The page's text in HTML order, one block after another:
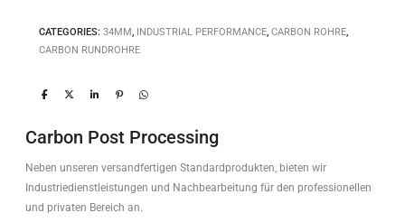
CATEGORIES: 34MM, INDUSTRIAL PERFORMANCE, CARBON ROHRE,
CARBON RUNDROHRE
Carbon Post Processing
Neben unseren versandfertigen Standardprodukten, bieten wir
Industriedienstleistungen und Nachbearbeitung für den professionellen
und privaten Bereich an.